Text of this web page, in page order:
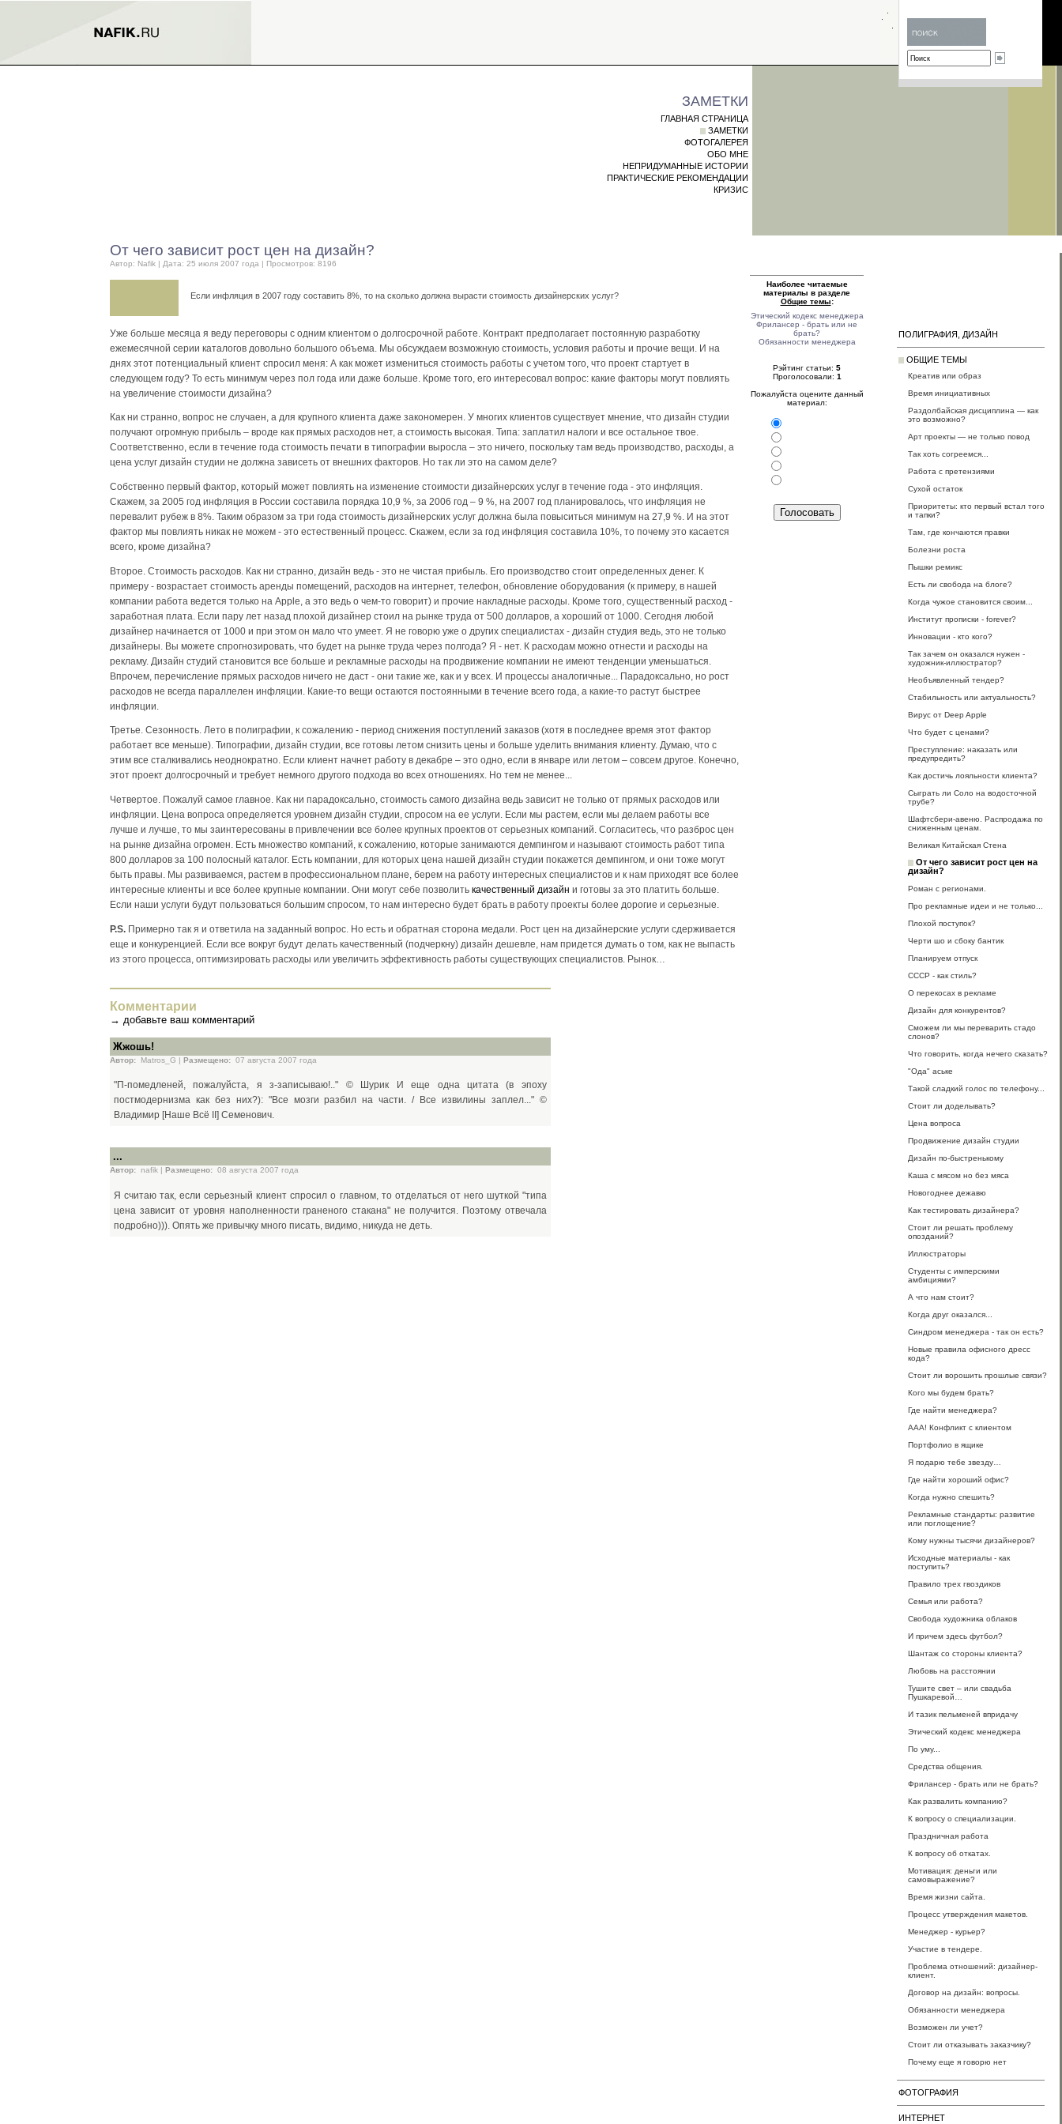
ЗАМЕТКИ
ГЛАВНАЯ СТРАНИЦА
ЗАМЕТКИ
ФОТОГАЛЕРЕЯ
ОБО МНЕ
НЕПРИДУМАННЫЕ ИСТОРИИ
ПРАКТИЧЕСКИЕ РЕКОМЕНДАЦИИ
КРИЗИС
От чего зависит рост цен на дизайн?
Автор: Nafik | Дата: 25 июля 2007 года | Просмотров: 8196
Если инфляция в 2007 году составить 8%, то на сколько должна вырасти стоимость дизайнерских услуг?
Уже больше месяца я веду переговоры с одним клиентом о долгосрочной работе. Контракт предполагает постоянную разработку
ежемесячной серии каталогов довольно большого объема. Мы обсуждаем возможную стоимость, условия работы и прочие вещи. И на
днях этот потенциальный клиент спросил меня: А как может измениться стоимость работы с учетом того, что проект стартует в
следующем году? То есть минимум через пол года или даже больше. Кроме того, его интересовал вопрос: какие факторы могут повлиять
на увеличение стоимости дизайна?
Как ни странно, вопрос не случаен, а для крупного клиента даже закономерен. У многих клиентов существует мнение, что дизайн студии
получают огромную прибыль – вроде как прямых расходов нет, а стоимость высокая. Типа: заплатил налоги и все остальное твое.
Соответственно, если в течение года стоимость печати в типографии выросла – это ничего, поскольку там ведь производство, расходы, а
цена услуг дизайн студии не должна зависеть от внешних факторов. Но так ли это на самом деле?
Собственно первый фактор, который может повлиять на изменение стоимости дизайнерских услуг в течение года - это инфляция.
Скажем, за 2005 год инфляция в России составила порядка 10,9 %, за 2006 год – 9 %, на 2007 год планировалось, что инфляция не
перевалит рубеж в 8%. Таким образом за три года стоимость дизайнерских услуг должна была повыситься минимум на 27,9 %. И на этот
фактор мы повлиять никак не можем - это естественный процесс. Скажем, если за год инфляция составила 10%, то почему это касается
всего, кроме дизайна?
Второе. Стоимость расходов. Как ни странно, дизайн ведь - это не чистая прибыль. Его производство стоит определенных денег. К
примеру - возрастает стоимость аренды помещений, расходов на интернет, телефон, обновление оборудования (к примеру, в нашей
компании работа ведется только на Apple, а это ведь о чем-то говорит) и прочие накладные расходы. Кроме того, существенный расход -
заработная плата. Если пару лет назад плохой дизайнер стоил на рынке труда от 500 долларов, а хороший от 1000. Сегодня любой
дизайнер начинается от 1000 и при этом он мало что умеет. Я не говорю уже о других специалистах - дизайн студия ведь, это не только
дизайнеры. Вы можете спрогнозировать, что будет на рынке труда через полгода? Я - нет. К расходам можно отнести и расходы на
рекламу. Дизайн студий становится все больше и рекламные расходы на продвижение компании не имеют тенденции уменьшаться.
Впрочем, перечисление прямых расходов ничего не даст - они такие же, как и у всех. И процессы аналогичные... Парадоксально, но рост
расходов не всегда параллелен инфляции. Какие-то вещи остаются постоянными в течение всего года, а какие-то растут быстрее
инфляции.
Третье. Сезонность. Лето в полиграфии, к сожалению - период снижения поступлений заказов (хотя в последнее время этот фактор
работает все меньше). Типографии, дизайн студии, все готовы летом снизить цены и больше уделить внимания клиенту. Думаю, что с
этим все сталкивались неоднократно. Если клиент начнет работу в декабре – это одно, если в январе или летом – совсем другое. Конечно,
этот проект долгосрочный и требует немного другого подхода во всех отношениях. Но тем не менее...
Четвертое. Пожалуй самое главное. Как ни парадоксально, стоимость самого дизайна ведь зависит не только от прямых расходов или
инфляции. Цена вопроса определяется уровнем дизайн студии, спросом на ее услуги. Если мы растем, если мы делаем работы все
лучше и лучше, то мы заинтересованы в привлечении все более крупных проектов от серьезных компаний. Согласитесь, что разброс цен
на рынке дизайна огромен. Есть множество компаний, к сожалению, которые занимаются демпингом и называют стоимость работ типа
800 долларов за 100 полосный каталог. Есть компании, для которых цена нашей дизайн студии покажется демпингом, и они тоже могут
быть правы. Мы развиваемся, растем в профессиональном плане, берем на работу интересных специалистов и к нам приходят все более
интересные клиенты и все более крупные компании. Они могут себе позволить качественный дизайн и готовы за это платить больше.
Если наши услуги будут пользоваться большим спросом, то нам интересно будет брать в работу проекты более дорогие и серьезные.
P.S. Примерно так я и ответила на заданный вопрос. Но есть и обратная сторона медали. Рост цен на дизайнерские услуги сдерживается
еще и конкуренцией. Если все вокруг будут делать качественный (подчеркну) дизайн дешевле, нам придется думать о том, как не выпасть
из этого процесса, оптимизировать расходы или увеличить эффективность работы существующих специалистов. Рынок…
Комментарии
→ добавьте ваш комментарий
Жжошь!
Автор: Matros_G | Размещено: 07 августа 2007 года
"П-помедленей, пожалуйста, я з-записываю!.." © Шурик И еще одна цитата (в эпоху
постмодернизма как без них?): "Все мозги разбил на части. / Все извилины заплел..." ©
Владимир [Наше Всё II] Семенович.
...
Автор: nafik | Размещено: 08 августа 2007 года
Я считаю так, если серьезный клиент спросил о главном, то отделаться от него шуткой "типа
цена зависит от уровня наполненности граненого стакана" не получится. Поэтому отвечала
подробно))). Опять же привычку много писать, видимо, никуда не деть.
Наиболее читаемые
материалы в разделе
Общие темы:
Этический кодекс менеджера
Фрилансер - брать или не
брать?
Обязанности менеджера
Рэйтинг статьи: 5
Проголосовали: 1
Пожалуйста оцените данный
материал:
ПОЛИГРАФИЯ, ДИЗАЙН
ОБЩИЕ ТЕМЫ
Креатив или образ
Время инициативных
Раздолбайская дисциплина — как
это возможно?
Арт проекты — не только повод
Так хоть согреемся...
Работа с претензиями
Сухой остаток
Приоритеты: кто первый встал того
и тапки?
Там, где кончаются правки
Болезни роста
Пышки ремикс
Есть ли свобода на блоге?
Когда чужое становится своим...
Институт прописки - forever?
Инновации - кто кого?
Так зачем он оказался нужен -
художник-иллюстратор?
Необъявленный тендер?
Стабильность или актуальность?
Вирус от Deep Apple
Что будет с ценами?
Преступление: наказать или
предупредить?
Как достичь лояльности клиента?
Сыграть ли Соло на водосточной
трубе?
Шафтсбери-авеню. Распродажа по
сниженным ценам.
Великая Китайская Стена
От чего зависит рост цен на
дизайн?
Роман с регионами.
Про рекламные идеи и не только...
Плохой поступок?
Черти шо и сбоку бантик
Планируем отпуск
СССР - как стиль?
О перекосах в рекламе
Дизайн для конкурентов?
Сможем ли мы переварить стадо
слонов?
Что говорить, когда нечего сказать?
"Ода" аське
Такой сладкий голос по телефону...
Стоит ли доделывать?
Цена вопроса
Продвижение дизайн студии
Дизайн по-быстренькому
Каша с мясом но без мяса
Новогоднее дежавю
Как тестировать дизайнера?
Стоит ли решать проблему
опозданий?
Иллюстраторы
Студенты с имперскими
амбициями?
А что нам стоит?
Когда друг оказался...
Синдром менеджера - так он есть?
Новые правила офисного дресс
кода?
Стоит ли ворошить прошлые связи?
Кого мы будем брать?
Где найти менеджера?
ААА! Конфликт с клиентом
Портфолио в ящике
Я подарю тебе звезду…
Где найти хороший офис?
Когда нужно спешить?
Рекламные стандарты: развитие
или поглощение?
Кому нужны тысячи дизайнеров?
Исходные материалы - как
поступить?
Правило трех гвоздиков
Семья или работа?
Свобода художника облаков
И причем здесь футбол?
Шантаж со стороны клиента?
Любовь на расстоянии
Тушите свет – или свадьба
Пушкаревой…
И тазик пельменей впридачу
Этический кодекс менеджера
По уму...
Средства общения.
Фрилансер - брать или не брать?
Как развалить компанию?
К вопросу о специализации.
Праздничная работа
К вопросу об откатах.
Мотивация: деньги или
самовыражение?
Время жизни сайта.
Процесс утверждения макетов.
Менеджер - курьер?
Участие в тендере.
Проблема отношений: дизайнер-
клиент.
Договор на дизайн: вопросы.
Обязанности менеджера
Возможен ли учет?
Стоит ли отказывать заказчику?
Почему еще я говорю нет
ФОТОГРАФИЯ
ИНТЕРНЕТ